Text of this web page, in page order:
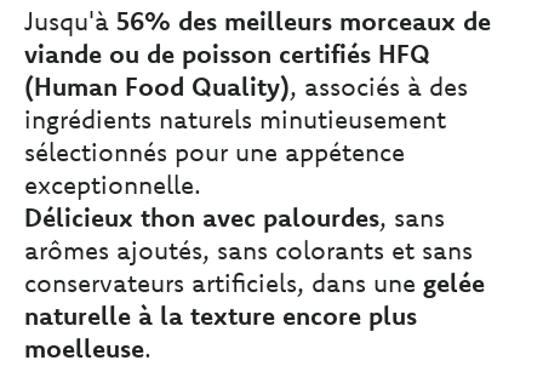
Jusqu'à 56% des meilleurs morceaux de
viande ou de poisson certifiés HFQ
(Human Food Quality), associés à des
ingrédients naturels minutieusement
sélectionnés pour une appétence
exceptionnelle.
Délicieux thon avec palourdes, sans
arômes ajoutés, sans colorants et sans
conservateurs artificiels, dans une gelée
naturelle à la texture encore plus
moelleuse.